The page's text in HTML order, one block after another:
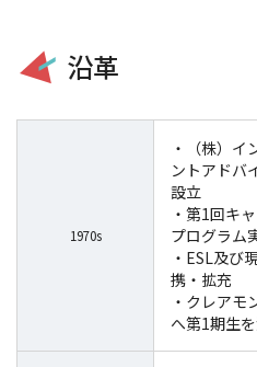
沿革
1970s
・（株）イ
ントアドバ
設立
・第1回キ
プログラム
・ESL及び
携・拡充
・クレアモ
へ第1期生